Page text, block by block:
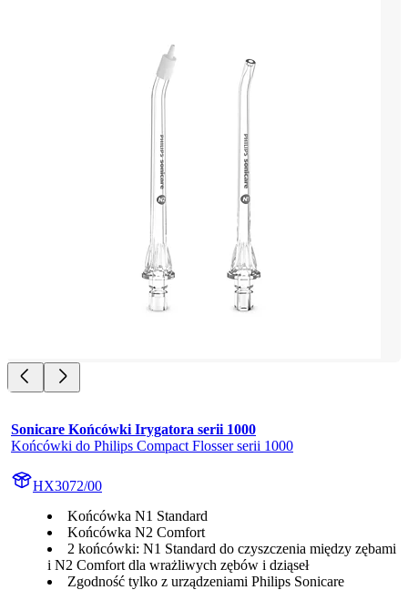
Sonicare Końcówki Irygatora serii 1000
Końcówki do Philips Compact Flosser serii 1000
HX3072/00
Końcówka N1 Standard
Końcówka N2 Comfort
2 końcówki: N1 Standard do czyszczenia między zębami
i N2 Comfort dla wrażliwych zębów i dziąseł
Zgodność tylko z urządzeniami Philips Sonicare